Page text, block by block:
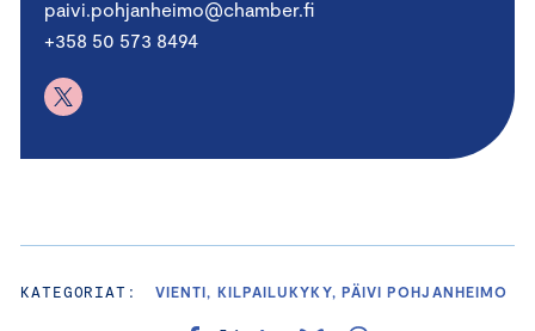
paivi.pohjanheimo@chamber.fi
+358 50 573 8494
KATEGORIAT: VIENTI, KILPAILUKYKY, PÄIVI POHJANHEIMO